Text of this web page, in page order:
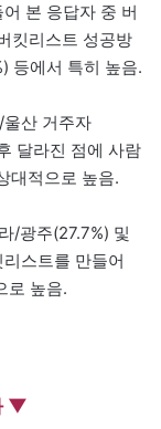
본 응답자 중 버
킷리스트 성공방
등에서 특히 높음.
울산 거주자
달라진 점에 사람
대적으로 높음.
/광주(27.7%) 및
스트를 만들어
로 높음.
▼